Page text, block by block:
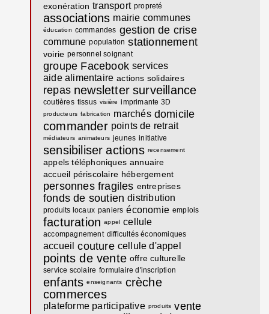
exonération transport propreté
associations mairie communes
éducation commandes gestion de crise
commune population stationnement
voirie personnel soignant
groupe Facebook services
aide alimentaire actions solidaires
repas newsletter surveillance
coutières tissus visière imprimante 3D
producteurs fabrication marchés domicile
commander points de retrait
médiateurs animateurs jeunes initiative
sensibiliser actions recensement
appels téléphoniques annuaire
accueil périscolaire hébergement
personnes fragiles entreprises
fonds de soutien distribution
produits locaux paniers économie emplois
facturation appel cellule
accompagnement difficultés économiques
accueil couture cellule d'appel
points de vente offre culturelle
service scolaire formulaire d'inscription
enfants enseignants crèche
commerces
plateforme participative produits vente